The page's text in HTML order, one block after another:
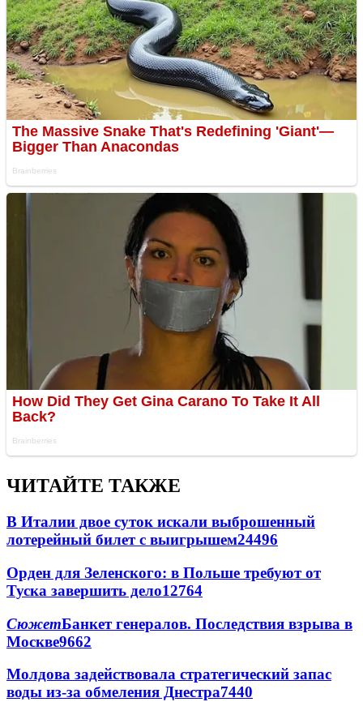
ЧИТАЙТЕ ТАКЖЕ
В Италии двое суток искали выброшенный
лотерейный билет с выигрышем24496
Орден для Зеленского: в Польше требуют от
Туска завершить дело12764
СюжетБанкет генералов. Последствия взрыва в
Москве9662
Молдова задействовала стратегический запас
воды из-за обмеления Днестра7440